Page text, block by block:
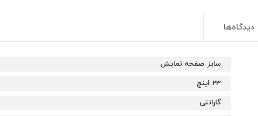
دیدگاه‌ها
سایز صفحه نمایش
23 اینچ
گارانتی